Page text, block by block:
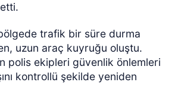
trafik bir süre durma
uzun araç kuyruğu oluştu.
polis ekipleri güvenlik önlemleri
kontrollü şekilde yeniden